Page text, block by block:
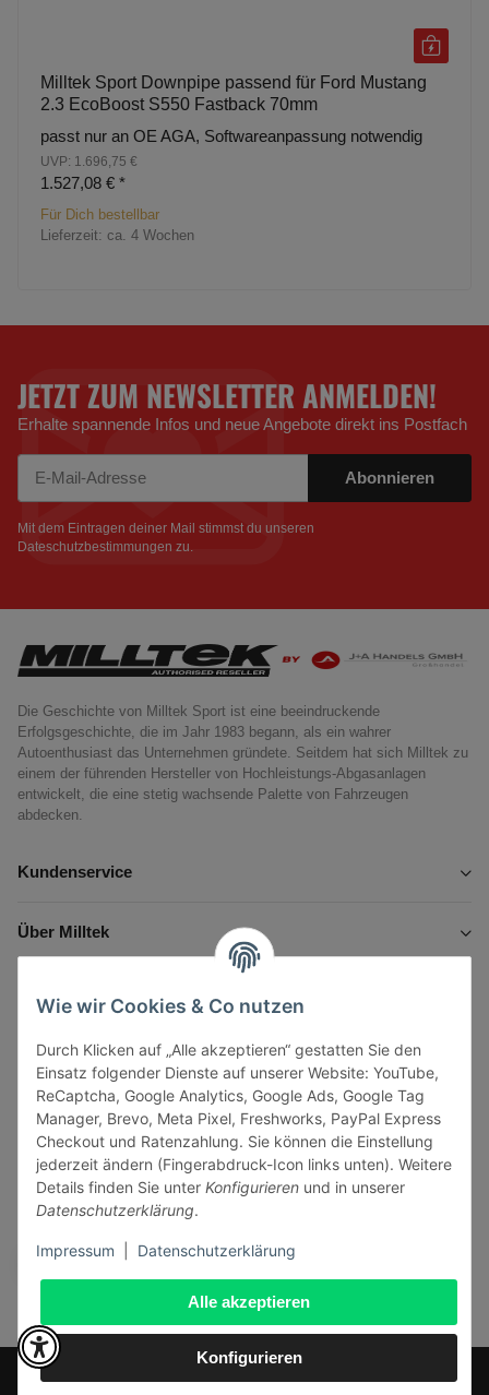
Alle akzeptieren
Konfigurieren
Wie wir Cookies & Co nutzen
Durch Klicken auf „Alle akzeptieren“ gestatten Sie den
Einsatz folgender Dienste auf unserer Website: YouTube,
ReCaptcha, Google Analytics, Google Ads, Google Tag
Manager, Brevo, Meta Pixel, Freshworks, PayPal Express
Checkout und Ratenzahlung. Sie können die Einstellung
jederzeit ändern (Fingerabdruck-Icon links unten). Weitere
Details finden Sie unter Konfigurieren und in unserer
Datenschutzerklärung.
Impressum Datenschutzerklärung
Milltek Sport Downpipe passend für Ford Mustang
2.3 EcoBoost S550 Fastback 70mm
passt nur an OE AGA, Softwareanpassung notwendig
UVP: 1.696,75 €
1.527,08 € *
Für Dich bestellbar
Lieferzeit: ca. 4 Wochen
JETZT ZUM NEWSLETTER ANMELDEN!
Erhalte spannende Infos und neue Angebote direkt ins Postfach
Abonnieren
Mit dem Eintragen deiner Mail stimmst du unseren
Dateschutzbestimmungen zu.
Die Geschichte von Milltek Sport ist eine beeindruckende
Erfolgsgeschichte, die im Jahr 1983 begann, als ein wahrer
Autoenthusiast das Unternehmen gründete. Seitdem hat sich Milltek zu
einem der führenden Hersteller von Hochleistungs-Abgasanlagen
entwickelt, die eine stetig wachsende Palette von Fahrzeugen
abdecken.
Kundenservice
Über Milltek
Gesetzliche Informationen
Vertrag widerrufen
Sicher bezahlen via: